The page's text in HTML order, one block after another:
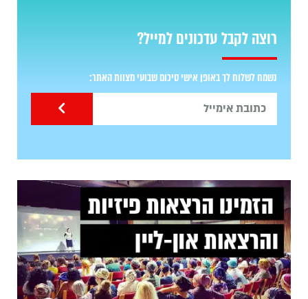
רוצה לקבל עדכונים למייל?
נשמח לשלוח לך באופן אישי סיכום שבועי מצוות האתר: